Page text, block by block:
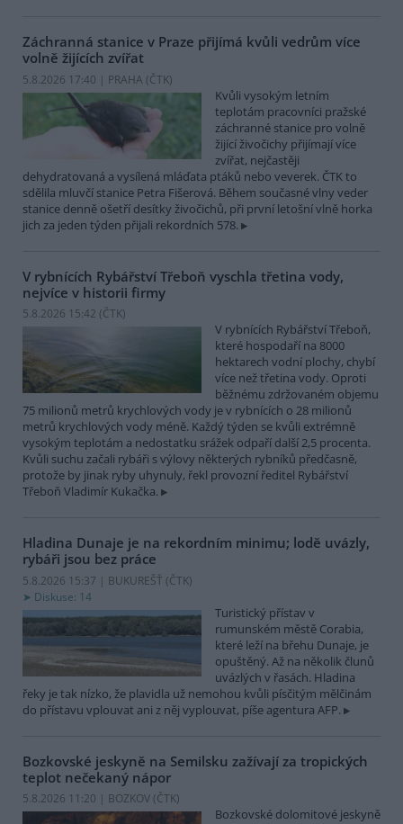
Záchranná stanice v Praze přijímá kvůli vedrům více
volně žijících zvířat
5.8.2026 17:40 | PRAHA (ČTK)
Kvůli vysokým letním
teplotám pracovníci pražské
záchranné stanice pro volně
žijící živočichy přijímají více
zvířat, nejčastěji
dehydratovaná a vysílená mláďata ptáků nebo veverek. ČTK to
sdělila mluvčí stanice Petra Fišerová. Během současné vlny veder
stanice denně ošetří desítky živočichů, při první letošní vlně horka
jich za jeden týden přijali rekordních 578.
V rybnících Rybářství Třeboň vyschla třetina vody,
nejvíce v historii firmy
5.8.2026 15:42 (ČTK)
V rybnících Rybářství Třeboň,
které hospodaří na 8000
hektarech vodní plochy, chybí
více než třetina vody. Oproti
běžnému zdržovaném objemu
75 milionů metrů krychlových vody je v rybnících o 28 milionů
metrů krychlových vody méně. Každý týden se kvůli extrémně
vysokým teplotám a nedostatku srážek odpaří další 2,5 procenta.
Kvůli suchu začali rybáři s výlovy některých rybníků předčasně,
protože by jinak ryby uhynuly, řekl provozní ředitel Rybářství
Třeboň Vladimír Kukačka.
Hladina Dunaje je na rekordním minimu; lodě uvázly,
rybáři jsou bez práce
5.8.2026 15:37 | BUKUREŠŤ (ČTK)
Diskuse: 14
Turistický přístav v
rumunském městě Corabia,
které leží na břehu Dunaje, je
opuštěný. Až na několik člunů
uvázlých v řasách. Hladina
řeky je tak nízko, že plavidla už nemohou kvůli písčitým mělčinám
do přístavu vplouvat ani z něj vyplouvat, píše agentura AFP.
Bozkovské jeskyně na Semilsku zažívají za tropických
teplot nečekaný nápor
5.8.2026 11:20 | BOZKOV (ČTK)
Bozkovské dolomitové jeskyně